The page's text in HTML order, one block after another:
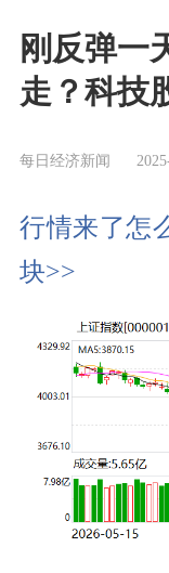
刚反弹一
走？科技
每日经济新闻
行情来了怎
块>>